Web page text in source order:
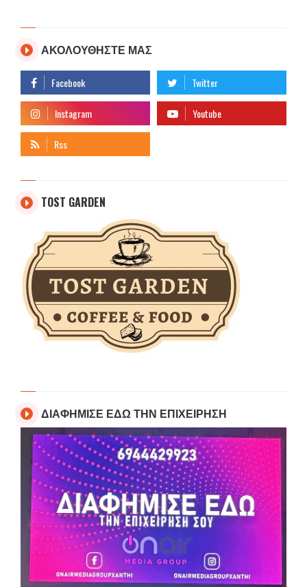
ΑΚΟΛΟΥΘΗΣΤΕ ΜΑΣ
TOST GARDEN
ΔΙΑΦΗΜΙΣΕ ΕΔΩ ΤΗΝ ΕΠΙΧΕΙΡΗΣΗ